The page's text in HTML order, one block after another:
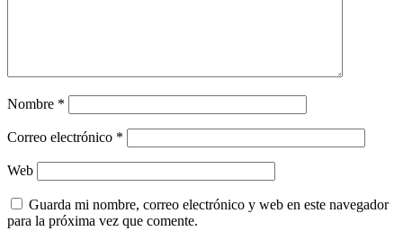
Nombre *
Correo electrónico *
Web
Guarda mi nombre, correo electrónico y web en este navegador
para la próxima vez que comente.